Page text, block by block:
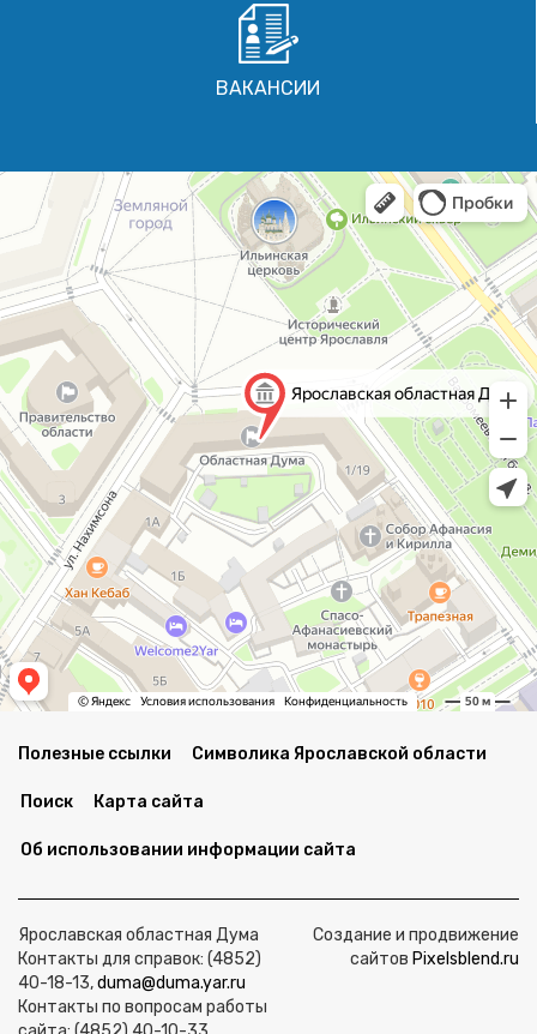
ВАКАНСИИ
Полезные ссылки Символика Ярославской области
Поиск Карта сайта
Об использовании информации сайта
Ярославская областная Дума
Контакты для справок: (4852)
40-18-13,duma@duma.yar.ru
Контакты по вопросам работы
Создание и продвижение
сайтов Pixelsblend.ru